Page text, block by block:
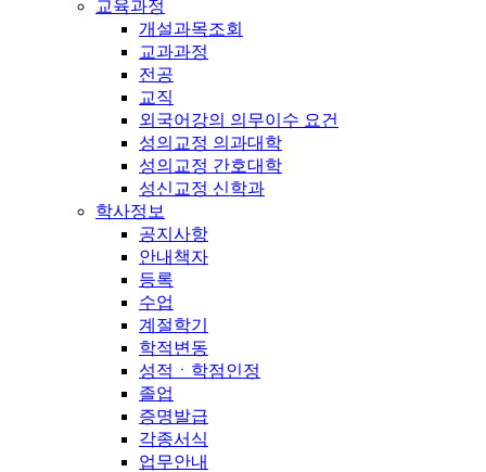
교육과정
개설과목조회
교과과정
전공
교직
외국어강의 의무이수 요건
성의교정 의과대학
성의교정 간호대학
성신교정 신학과
학사정보
공지사항
안내책자
등록
수업
계절학기
학적변동
성적ㆍ학점인정
졸업
증명발급
각종서식
업무안내